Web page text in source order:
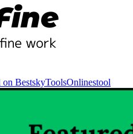
Onlinestool